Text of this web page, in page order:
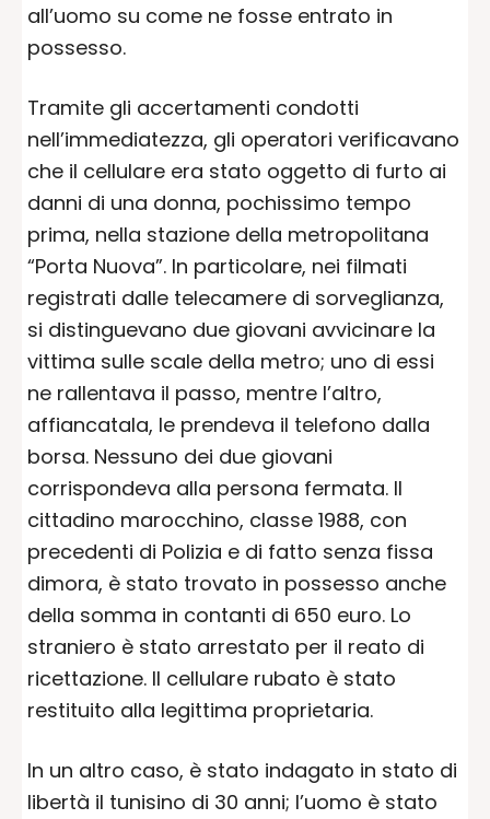
all’uomo su come ne fosse entrato in
possesso.
Tramite gli accertamenti condotti
nell’immediatezza, gli operatori verificavano
che il cellulare era stato oggetto di furto ai
danni di una donna, pochissimo tempo
prima, nella stazione della metropolitana
“Porta Nuova”. In particolare, nei filmati
registrati dalle telecamere di sorveglianza,
si distinguevano due giovani avvicinare la
vittima sulle scale della metro; uno di essi
ne rallentava il passo, mentre l’altro,
affiancatala, le prendeva il telefono dalla
borsa. Nessuno dei due giovani
corrispondeva alla persona fermata. Il
cittadino marocchino, classe 1988, con
precedenti di Polizia e di fatto senza fissa
dimora, è stato trovato in possesso anche
della somma in contanti di 650 euro. Lo
straniero è stato arrestato per il reato di
ricettazione. Il cellulare rubato è stato
restituito alla legittima proprietaria.
In un altro caso, è stato indagato in stato di
libertà il tunisino di 30 anni; l’uomo è stato